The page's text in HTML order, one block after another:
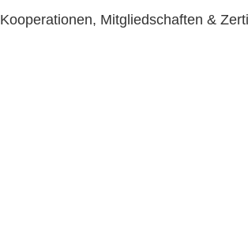
Kooperationen, Mitgliedschaften &